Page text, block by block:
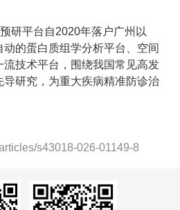
研平台自2020年落户广州以
的蛋白质组学分析平台、空间
技术平台，围绕我国常见高发
研究，为重大疾病精准防诊治
s43018-026-01149-8